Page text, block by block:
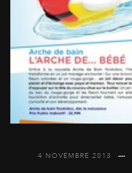
4 NOVEMBRE 2013